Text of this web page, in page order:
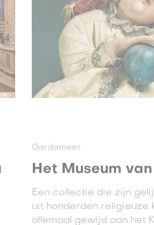
Gardameer
Het Museum
Een collectie die zijn
uit honderden religieuze
allemaal gewijd aan het